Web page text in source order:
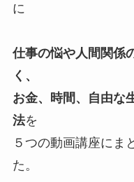
に
仕事の悩や人間関係
く、
お金、時間、自由な
法を
５つの動画講座にま
た。